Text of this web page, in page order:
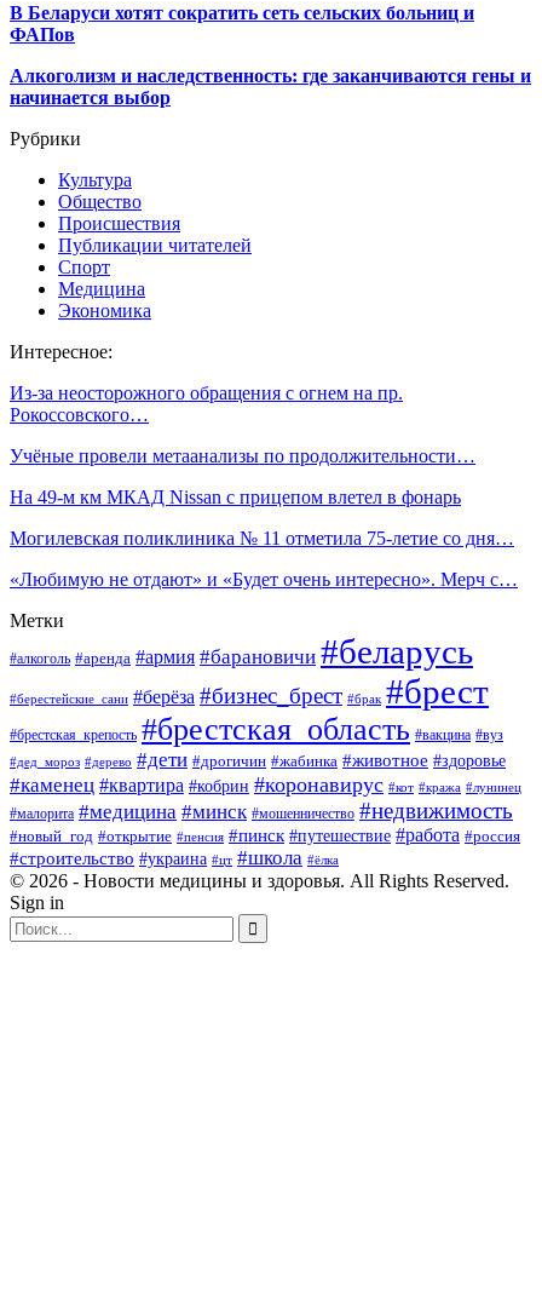
В Беларуси хотят сократить сеть сельских больниц и
ФАПов
Алкоголизм и наследственность: где заканчиваются гены и
начинается выбор
Рубрики
Культура
Общество
Происшествия
Публикации читателей
Спорт
Медицина
Экономика
Интересное:
Из-за неосторожного обращения с огнем на пр.
Рокоссовского…
Учёные провели метаанализы по продолжительности…
На 49-м км МКАД Nissan с прицепом влетел в фонарь
Могилевская поликлиника № 11 отметила 75-летие со дня…
«Любимую не отдают» и «Будет очень интересно». Мерч с…
Метки
#алкоголь #аренда #армия #барановичи #беларусь
#берестейские_сани #берёза #бизнес_брест #брак #брест
#брестская_крепость #брестская_область #вакцина #вуз
#дед_мороз #дерево #дети #дрогичин #жабинка #животное #здоровье
#каменец #квартира #кобрин #коронавирус #кот #кража #лунинец
#малорита #медицина #минск #мошенничество #недвижимость
#новый_год #открытие #пенсия #пинск #путешествие #работа #россия
#строительство #украина #цт #школа #ёлка
© 2026 - Новости медицины и здоровья. All Rights Reserved.
Sign in